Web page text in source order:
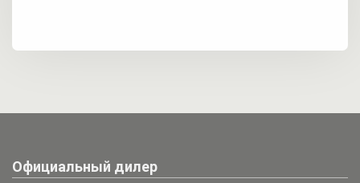
Официальный дилер